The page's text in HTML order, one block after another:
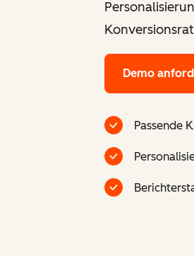
Demo
Passende